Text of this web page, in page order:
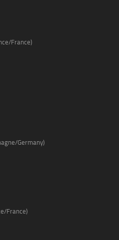
France)
Germany)
France)